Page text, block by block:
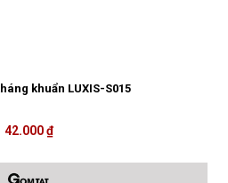
khuẩn LUXIS-S015
42.000 ₫